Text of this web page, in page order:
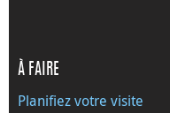
À FAIRE
Planifiez votre visite